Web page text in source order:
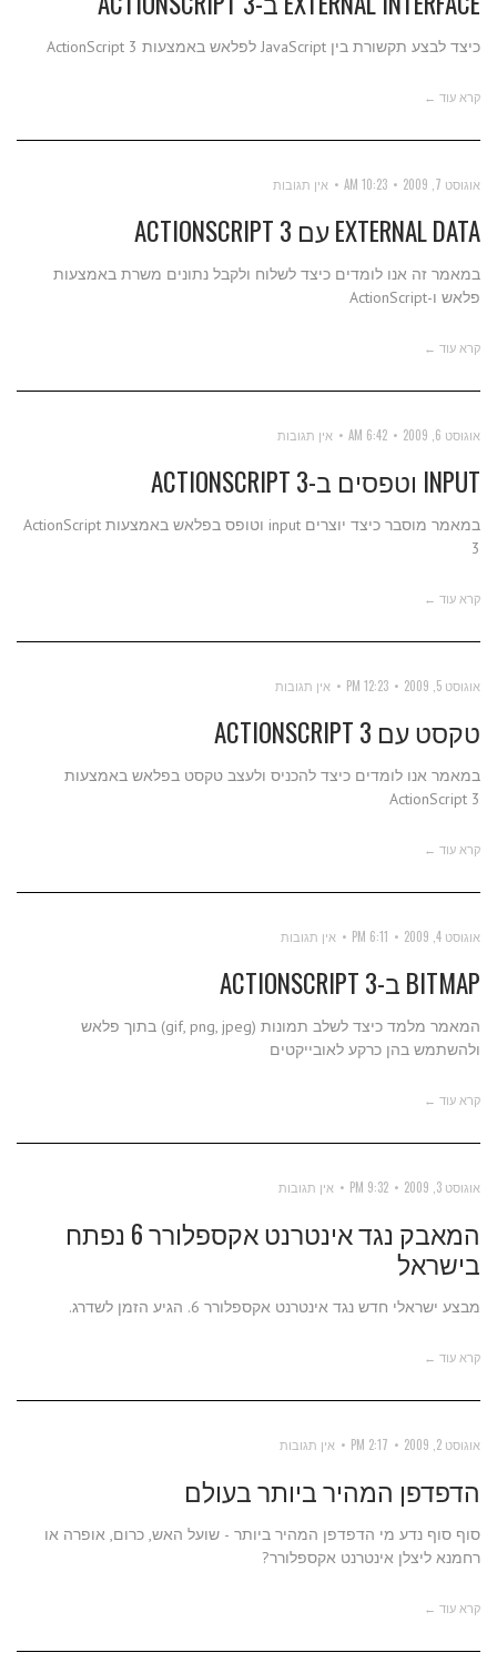
כיצד לבצע תקשורת בין JavaScript לפלאש באמצעות ActionScript 3
קרא עוד ←
אוגוסט 7, 2009 10:23 AM אין תגובות
EXTERNAL DATA עם ACTIONSCRIPT 3
במאמר זה אנו לומדים כיצד לשלוח ולקבל נתונים משרת באמצעות
פלאש ו-ActionScript
קרא עוד ←
אוגוסט 6, 2009 6:42 AM אין תגובות
INPUT וטפסים ב-ACTIONSCRIPT 3
במאמר מוסבר כיצד יוצרים input וטופס בפלאש באמצעות ActionScript
3
קרא עוד ←
אוגוסט 5, 2009 12:23 PM אין תגובות
טקסט עם ACTIONSCRIPT 3
במאמר אנו לומדים כיצד להכניס ולעצב טקסט בפלאש באמצעות
ActionScript 3
קרא עוד ←
אוגוסט 4, 2009 6:11 PM אין תגובות
BITMAP ב-ACTIONSCRIPT 3
המאמר מלמד כיצד לשלב תמונות (gif, png, jpeg) בתוך פלאש
ולהשתמש בהן כרקע לאובייקטים
קרא עוד ←
אוגוסט 3, 2009 9:32 PM אין תגובות
המאבק נגד אינטרנט אקספלורר 6 נפתח
בישראל
מבצע ישראלי חדש נגד אינטרנט אקספלורר 6. הגיע הזמן לשדרג.
קרא עוד ←
אוגוסט 2, 2009 2:17 PM אין תגובות
הדפדפן המהיר ביותר בעולם
סוף סוף נדע מי הדפדפן המהיר ביותר - שועל האש, כרום, אופרה או
רחמנא ליצלן אינטרנט אקספלורר?
קרא עוד ←